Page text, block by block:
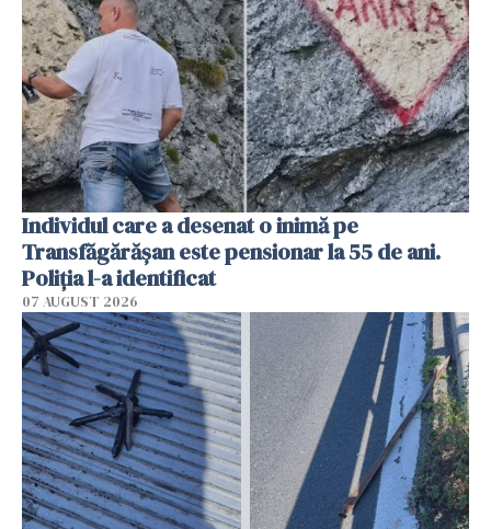
Individul care a desenat o inimă pe
Transfăgărășan este pensionar la 55 de ani.
Poliția l-a identificat
07 AUGUST 2026